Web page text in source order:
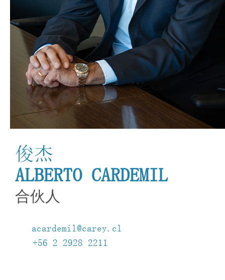
俊杰
ALBERTO CARDEMIL
合伙人
acardemil@carey.cl
+56 2 2928 2211